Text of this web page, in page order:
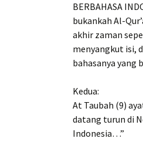
BERBAHASA
bukankah Al-
akhir zaman
menyangkut isi,
bahasanya yang
Kedua:
At Taubah (9)
datang turun di
Indonesia…”